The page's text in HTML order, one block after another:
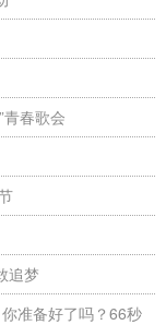
春歌会
追梦
准备好了吗？66秒